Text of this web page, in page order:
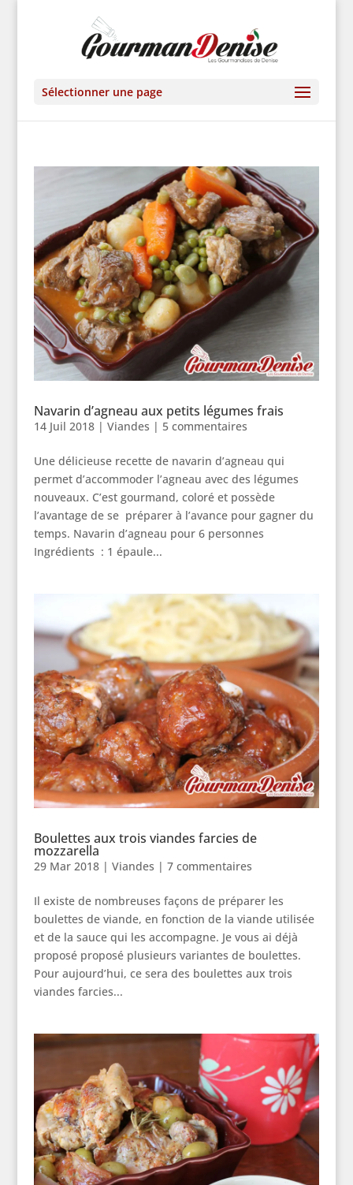
Sélectionner une page
Navarin d’agneau aux petits légumes frais
14 Juil 2018| Viandes | 5 commentaires
Une délicieuse recette de navarin d’agneau qui
permet d’accommoder l’agneau avec des légumes
nouveaux. C’est gourmand, coloré et possède
l’avantage de se préparer à l’avance pour gagner du
temps. Navarin d’agneau pour 6 personnes
Ingrédients : 1 épaule...
Boulettes aux trois viandes farcies de
mozzarella
29 Mar 2018| Viandes | 7 commentaires
Il existe de nombreuses façons de préparer les
boulettes de viande, en fonction de la viande utilisée
et de la sauce qui les accompagne. Je vous ai déjà
proposé proposé plusieurs variantes de boulettes.
Pour aujourd’hui, ce sera des boulettes aux trois
viandes farcies...